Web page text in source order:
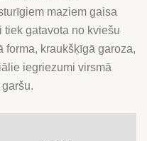
maziem gaisa
tiek gatavota no kviešu
forma, kraukšķīgā garoza,
iegriezumi virsmā